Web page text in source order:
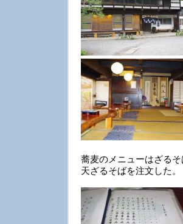
蕎麦のメニューはざる
天ざるそばを注文した。